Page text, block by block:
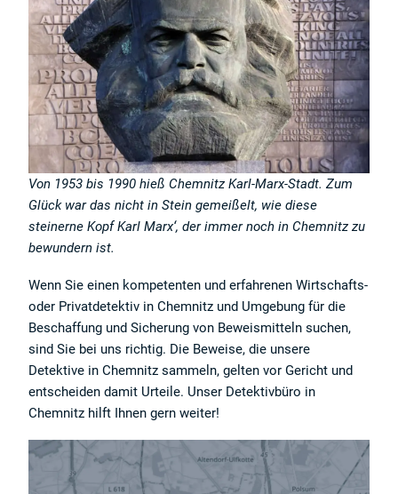
Von 1953 bis 1990 hieß Chemnitz Karl-Marx-Stadt. Zum
Glück war das nicht in Stein gemeißelt, wie diese
steinerne Kopf Karl Marx‘, der immer noch in Chemnitz zu
bewundern ist.
Wenn Sie einen kompetenten und erfahrenen Wirtschafts-
oder Privatdetektiv in Chemnitz und Umgebung für die
Beschaffung und Sicherung von Beweismitteln suchen,
sind Sie bei uns richtig. Die Beweise, die unsere
Detektive in Chemnitz sammeln, gelten vor Gericht und
entscheiden damit Urteile. Unser Detektivbüro in
Chemnitz hilft Ihnen gern weiter!